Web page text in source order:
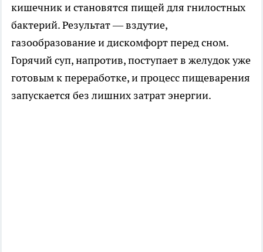
кишечник и становятся пищей для гнилостных
бактерий. Результат — вздутие,
газообразование и дискомфорт перед сном.
Горячий суп, напротив, поступает в желудок уже
готовым к переработке, и процесс пищеварения
запускается без лишних затрат энергии.